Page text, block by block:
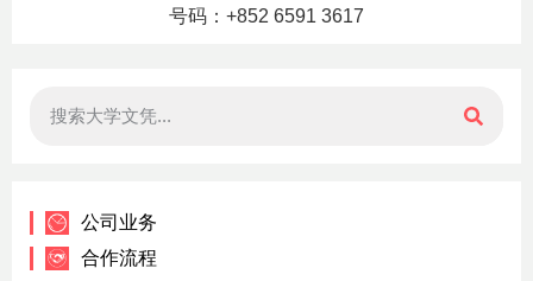
号码：+852 6591 3617
公司业务
合作流程